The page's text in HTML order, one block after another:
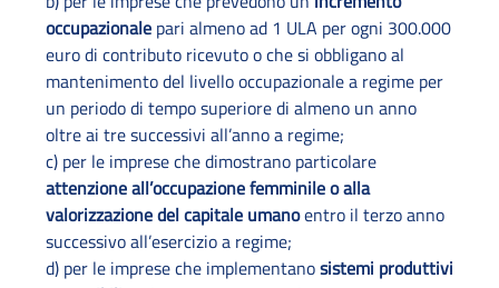
occupazionale pari almeno ad 1 ULA per ogni 300.000
euro di contributo ricevuto o che si obbligano al
mantenimento del livello occupazionale a regime per
un periodo di tempo superiore di almeno un anno
oltre ai tre successivi all’anno a regime;
c) per le imprese che dimostrano particolare
attenzione all’occupazione femminile o alla
valorizzazione del capitale umanoentro il terzo anno
successivo all’esercizio a regime;
d) per le imprese che implementanosistemi produttivi